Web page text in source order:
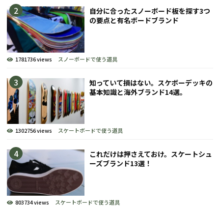
自分に合ったスノーボード板を探す3つ
の要点と有名ボードブランド
1781736 views スノーボードで使う道具
知っていて損はない。スケボーデッキの
基本知識と海外ブランド14選。
1302756 views スケートボードで使う道具
これだけは押さえておけ。スケートシュ
ーズブランド13選！
803734 views スケートボードで使う道具